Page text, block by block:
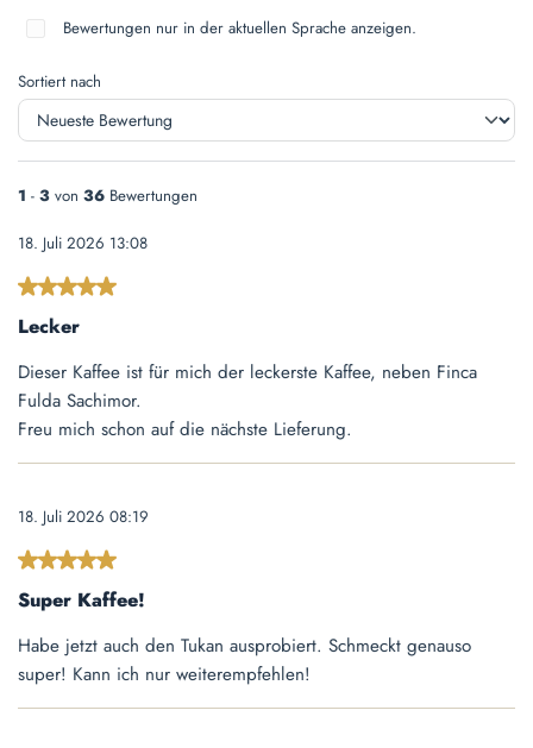
Bewertungen nur in der aktuellen Sprache anzeigen.
Sortiert nach
1 - 3 von 36 Bewertungen
18. Juli 2026 13:08
Bewertung mit 5 von 5 Sternen
Lecker
Dieser Kaffee ist für mich der leckerste Kaffee, neben Finca
Fulda Sachimor.
Freu mich schon auf die nächste Lieferung.
18. Juli 2026 08:19
Bewertung mit 5 von 5 Sternen
Super Kaffee!
Habe jetzt auch den Tukan ausprobiert. Schmeckt genauso
super! Kann ich nur weiterempfehlen!